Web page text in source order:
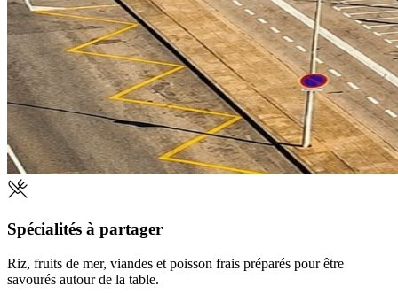
Spécialités à partager
Riz, fruits de mer, viandes et poisson frais préparés pour être
savourés autour de la table.